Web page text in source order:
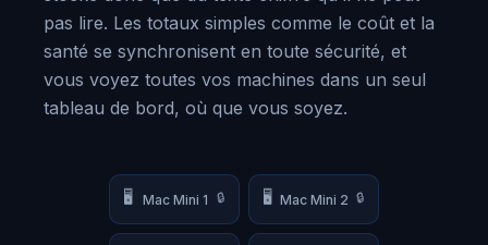
pas lire. Les totaux simples comme le coût et la
santé se synchronisent en toute sécurité, et
vous voyez toutes vos machines dans un seul
tableau de bord, où que vous soyez.
🖥️ Mac Mini 1 🔒 🖥️ Mac Mini 2 🔒